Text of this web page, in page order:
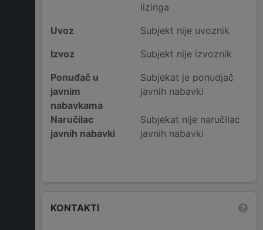
lizinga
Uvoz
Subjekt nije uvoznik
Izvoz
Subjekt nije izvoznik
Ponuđač u
javnim
nabavkama
Subjekat je ponudjač
javnih nabavki
Naručilac
javnih nabavki
Subjekat nije naručilac
javnih nabavki
KONTAKTI